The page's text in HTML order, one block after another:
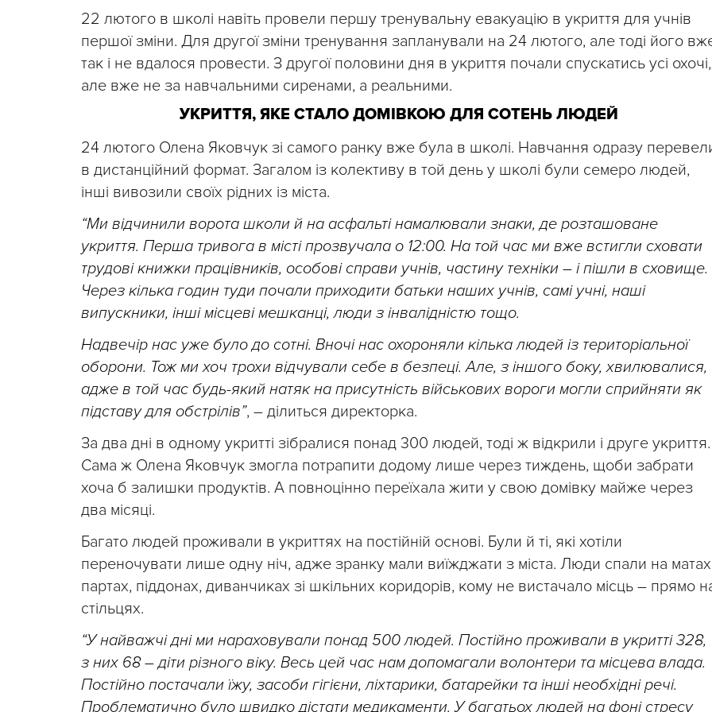
22 лютого в школі навіть провели першу тренувальну евакуацію в укриття для учнів
першої зміни. Для другої зміни тренування запланували на 24 лютого, але тоді його
так і не вдалося провести. З другої половини дня в укриття почали спускатись усі охочі,
але вже не за навчальними сиренами, а реальними.
УКРИТТЯ, ЯКЕ СТАЛО ДОМІВКОЮ ДЛЯ СОТЕНЬ ЛЮДЕЙ
24 лютого Олена Яковчук зі самого ранку вже була в школі. Навчання одразу
в дистанційний формат. Загалом із колективу в той день у школі були семеро людей,
інші вивозили своїх рідних із міста.
“Ми відчинили ворота школи й на асфальті намалювали знаки, де розташоване
укриття. Перша тривога в місті прозвучала о 12:00. На той час ми вже встигли сховати
трудові книжки працівників, особові справи учнів, частину техніки – і пішли в сховище.
Через кілька годин туди почали приходити батьки наших учнів, самі учні, наші
випускники, інші місцеві мешканці, люди з інвалідністю тощо.
Надвечір нас уже було до сотні. Вночі нас охороняли кілька людей із територіальної
оборони. Тож ми хоч трохи відчували себе в безпеці. Але, з іншого боку, хвилювалися,
адже в той час будь-який натяк на присутність військових вороги могли сприйняти як
підставу для обстрілів”, – ділиться директорка.
За два дні в одному укритті зібралися понад 300 людей, тоді ж відкрили і друге укриття.
Сама ж Олена Яковчук змогла потрапити додому лише через тиждень, щоби забрати
хоча б залишки продуктів. А повноцінно переїхала жити у свою домівку майже через
два місяці.
Багато людей проживали в укриттях на постійній основі. Були й ті, які хотіли
переночувати лише одну ніч, адже зранку мали виїжджати з міста. Люди спали на
партах, піддонах, диванчиках зі шкільних коридорів, кому не вистачало місць – прямо
стільцях.
“У найважчі дні ми нараховували понад 500 людей. Постійно проживали в укритті 328,
з них 68 – діти різного віку. Весь цей час нам допомагали волонтери та місцева влада.
Постійно постачали їжу, засоби гігієни, ліхтарики, батарейки та інші необхідні речі.
Проблематично було швидко дістати медикаменти. У багатьох людей на фоні стресу